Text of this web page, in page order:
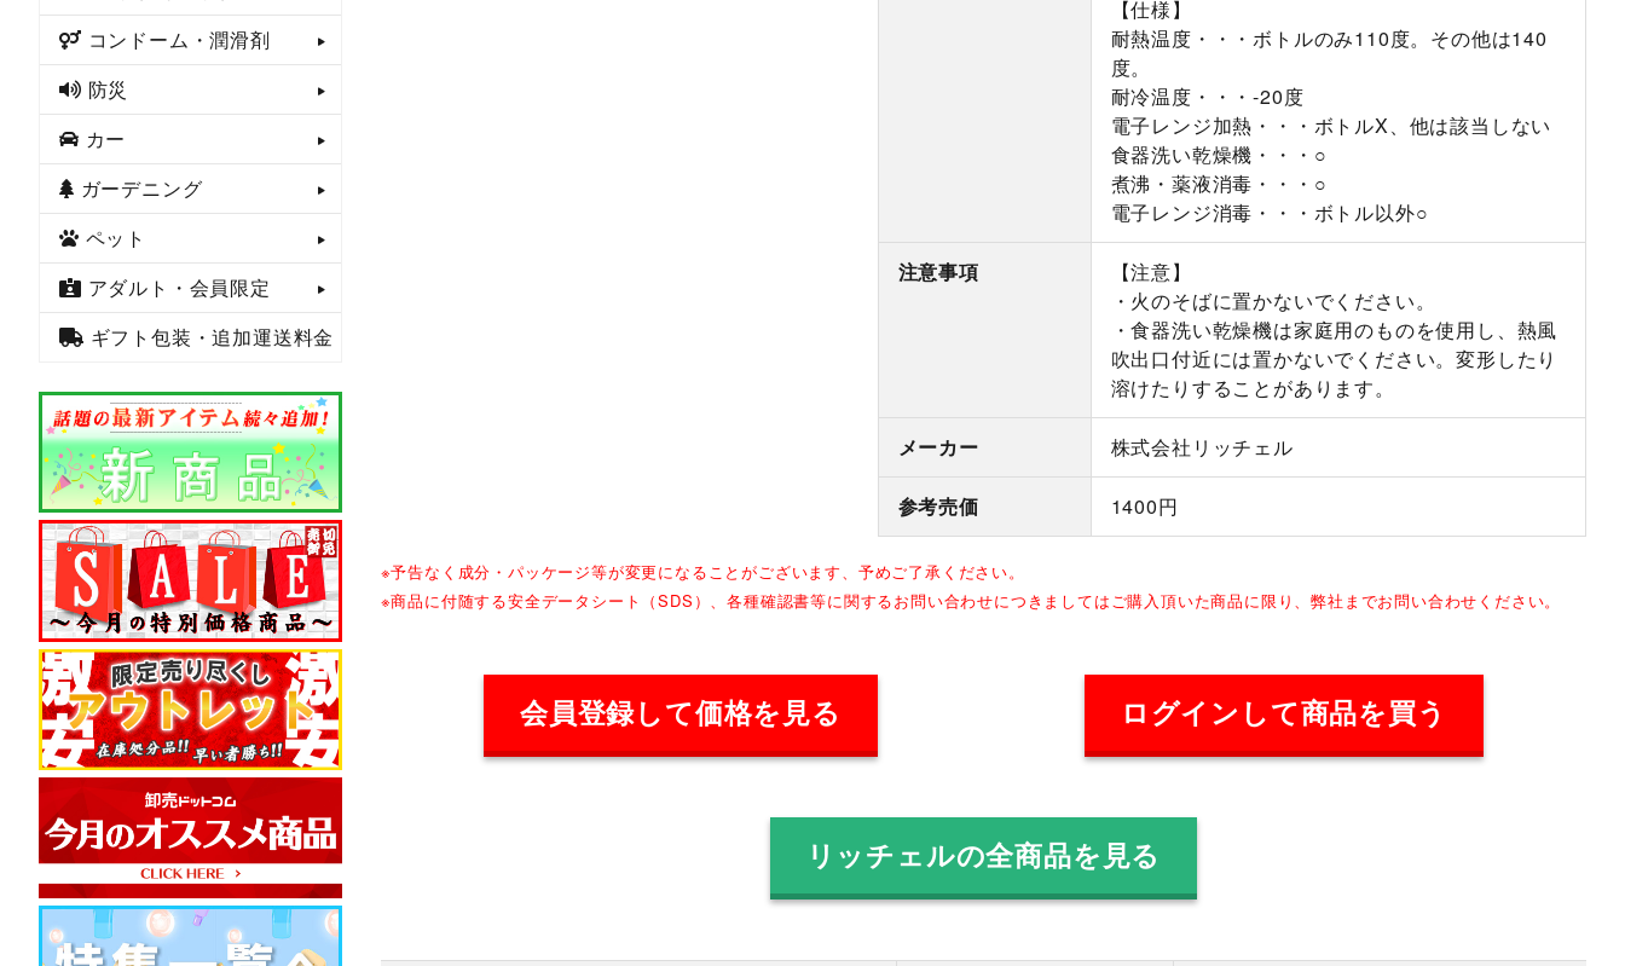
【仕様】
耐熱温度・・・ボトルのみ110度。その他は140
度。
耐冷温度・・・-20度
電子レンジ加熱・・・ボトルX、他は該当しない
食器洗い乾燥機・・・○
煮沸・薬液消毒・・・○
電子レンジ消毒・・・ボトル以外○
注意事項
【注意】
・火のそばに置かないでください。
・食器洗い乾燥機は家庭用のものを使用し、熱風
吹出口付近には置かないでください。変形したり
溶けたりすることがあります。
メーカー 株式会社リッチェル
参考売価 1400円
※予告なく成分・パッケージ等が変更になることがございます、予めご了承ください。
※商品に付随する安全データシート（SDS）、各種確認書等に関するお問い合わせにつきましてはご購入頂いた商品に限り、弊社までお問い合わせください。
会員登録して価格を見る ログインして商品を買う
リッチェルの全商品を見る
コンドーム・潤滑剤
防災
カー
ガーデニング
ペット
アダルト・会員限定
ギフト包装・追加運送料金